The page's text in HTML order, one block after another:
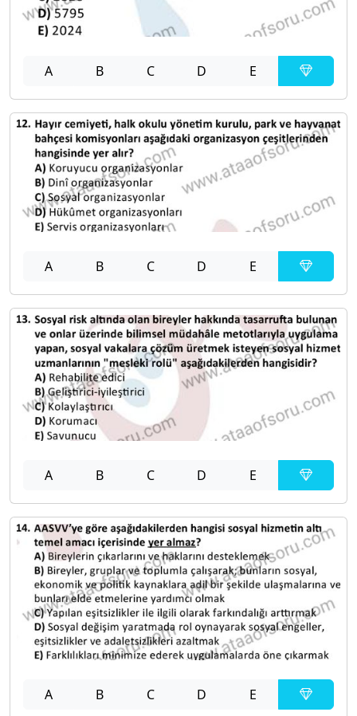
A B C D E
A B C D E
A B C D E
A B C D E